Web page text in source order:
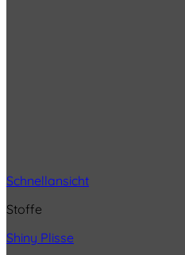
Schnellansicht
Stoffe
Shiny Plisse